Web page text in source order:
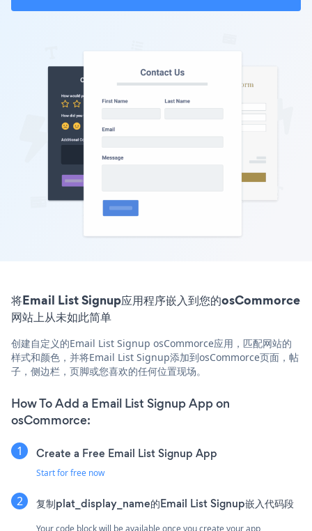
将Email List Signup应用程序嵌入到您的osCommorce
网站上从未如此简单
创建自定义的Email List Signup osCommorce应用，匹配网站的
样式和颜色，并将Email List Signup添加到osCommorce页面，帖
子，侧边栏，页脚或您喜欢的任何位置现场。
How To Add a Email List Signup App on
osCommorce:
Create a Free Email List Signup App
Start for free now
复制plat_display_name的Email List Signup嵌入代码段
Your code block will be available once you create your app